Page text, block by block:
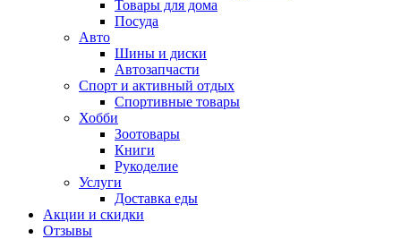
Товары для дома
Посуда
Авто
Шины и диски
Автозапчасти
Спорт и активный отдых
Спортивные товары
Хобби
Зоотовары
Книги
Рукоделие
Услуги
Доставка еды
Акции и скидки
Отзывы